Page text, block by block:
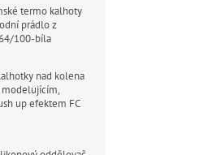
termo kalhoty
prádlo z
100-bíla
nad kolena
modelujícím,
up efektem FC